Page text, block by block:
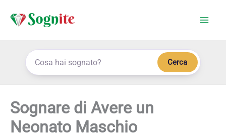
Cerca
Sognare di Avere un
Neonato Maschio